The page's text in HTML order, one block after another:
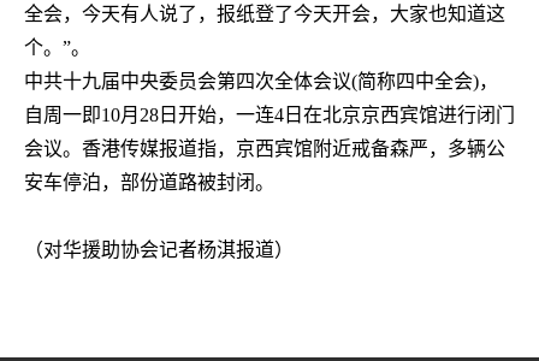
全会，今天有人说了，报纸登了今天开会，大家也知道这
个。”。
中共十九届中央委员会第四次全体会议(简称四中全会)，
自周一即10月 28 日开始，一连4 日在北京京西宾馆进行闭门
会议。香港传媒报道指，京西宾馆附近戒备森严，多辆公
安车停泊，部份道路被封闭。
（对华援助协会记者杨淇报道）